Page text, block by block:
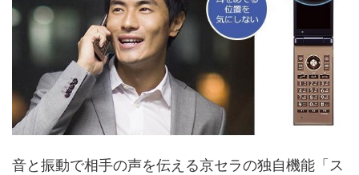
音と振動で相手の声を伝える京セラの独自機能「ス